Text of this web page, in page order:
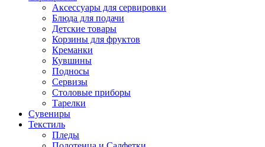
Аксессуары для сервировки
Блюда для подачи
Детские товары
Корзины для фруктов
Креманки
Кувшины
Подносы
Сервизы
Столовые приборы
Тарелки
Сувениры
Текстиль
Пледы